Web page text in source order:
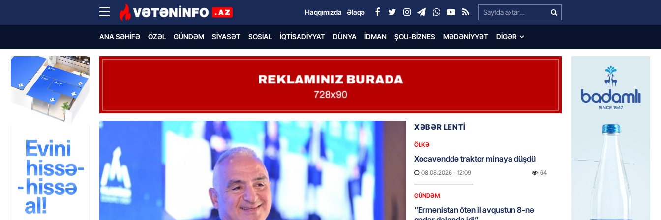
Search…
Haqqımızda Əlaqə
ANA SƏHIFƏ ÖZƏL GÜNDƏM SIYASƏT SOSIAL İQTISADIYYAT DÜNYA İDMAN ŞOU-BIZNES MƏDƏNIYYƏT DIGƏR
XƏBƏR LENTİ
ÖLKƏ
Xocavənddə traktor minaya düşdü
08.08.2026 - 12:09 64
GÜNDƏM
“Ermənistan ötən il avqustun 8-nə